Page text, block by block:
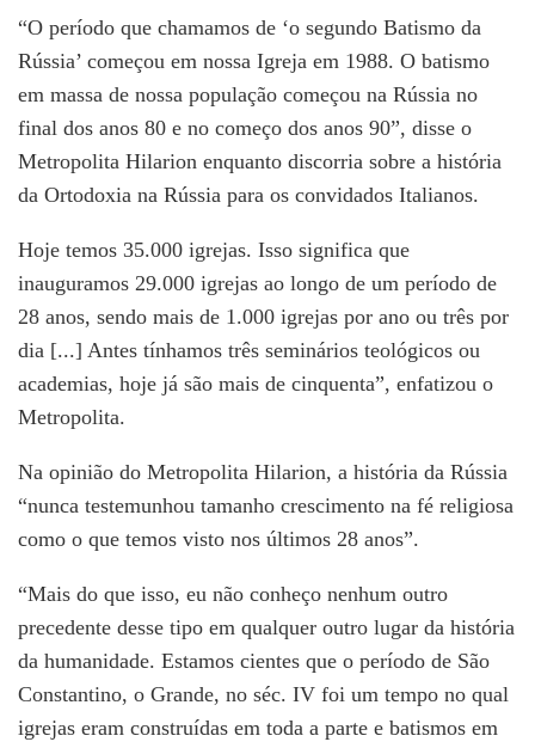
“O período que chamamos de ‘o segundo Batismo da
Rússia’ começou em nossa Igreja em 1988. O batismo
em massa de nossa população começou na Rússia no
final dos anos 80 e no começo dos anos 90”, disse o
Metropolita Hilarion enquanto discorria sobre a história
da Ortodoxia na Rússia para os convidados Italianos.
Hoje temos 35.000 igrejas. Isso significa que
inauguramos 29.000 igrejas ao longo de um período de
28 anos, sendo mais de 1.000 igrejas por ano ou três por
dia [...] Antes tínhamos três seminários teológicos ou
academias, hoje já são mais de cinquenta”, enfatizou o
Metropolita.
Na opinião do Metropolita Hilarion, a história da Rússia
“nunca testemunhou tamanho crescimento na fé religiosa
como o que temos visto nos últimos 28 anos”.
“Mais do que isso, eu não conheço nenhum outro
precedente desse tipo em qualquer outro lugar da história
da humanidade. Estamos cientes que o período de São
Constantino, o Grande, no séc. IV foi um tempo no qual
igrejas eram construídas em toda a parte e batismos em